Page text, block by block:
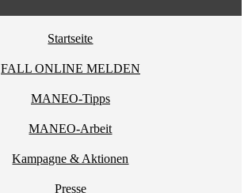
Startseite
FALL ONLINE MELDEN
MANEO-Tipps
MANEO-Arbeit
Kampagne & Aktionen
Presse